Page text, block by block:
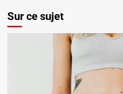
Sur ce sujet